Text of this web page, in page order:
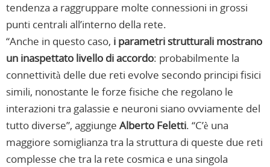
tendenza a raggruppare molte connessioni in grossi
punti centrali all’interno della rete.
“Anche in questo caso, i parametri strutturali mostrano
un inaspettato livello di accordo: probabilmente la
connettività delle due reti evolve secondo principi fisici
simili, nonostante le forze fisiche che regolano le
interazioni tra galassie e neuroni siano ovviamente del
tutto diverse”, aggiunge Alberto Feletti. “C’è una
maggiore somiglianza tra la struttura di queste due reti
complesse che tra la rete cosmica e una singola